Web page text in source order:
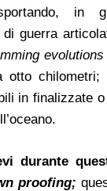
in
guerra
evolutions
otto chilometri;
in finalizzate
durante
proofing;